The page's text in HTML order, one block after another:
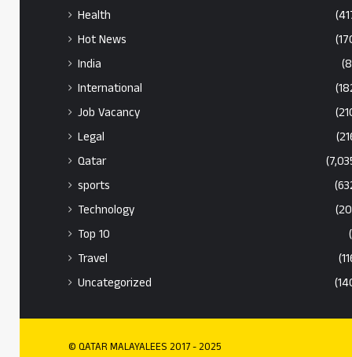
Health
Hot News
India
International
Job Vacancy
Legal
Qatar
sports
Technology
Top 10
Travel
Uncategorized
© QATAR MALAYALEES 2017 - 2025